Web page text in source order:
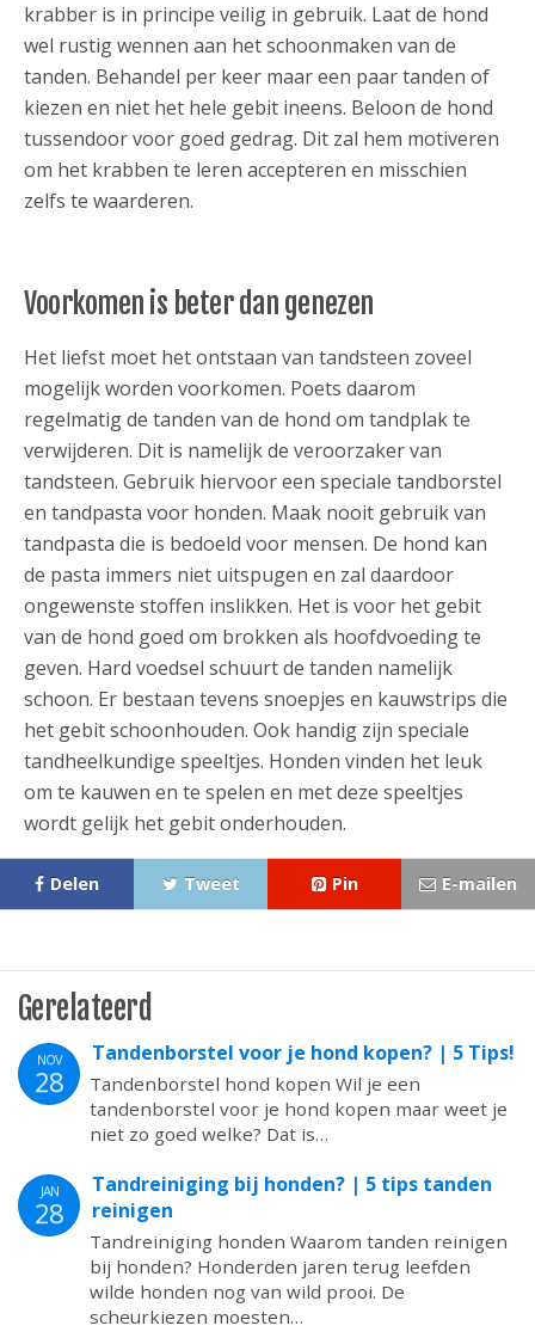
krabber is in principe veilig in gebruik. Laat de hond
wel rustig wennen aan het schoonmaken van de
tanden. Behandel per keer maar een paar tanden of
kiezen en niet het hele gebit ineens. Beloon de hond
tussendoor voor goed gedrag. Dit zal hem motiveren
om het krabben te leren accepteren en misschien
zelfs te waarderen.
Voorkomen is beter dan genezen
Het liefst moet het ontstaan van tandsteen zoveel
mogelijk worden voorkomen. Poets daarom
regelmatig de tanden van de hond om tandplak te
verwijderen. Dit is namelijk de veroorzaker van
tandsteen. Gebruik hiervoor een speciale tandborstel
en tandpasta voor honden. Maak nooit gebruik van
tandpasta die is bedoeld voor mensen. De hond kan
de pasta immers niet uitspugen en zal daardoor
ongewenste stoffen inslikken. Het is voor het gebit
van de hond goed om brokken als hoofdvoeding te
geven. Hard voedsel schuurt de tanden namelijk
schoon. Er bestaan tevens snoepjes en kauwstrips die
het gebit schoonhouden. Ook handig zijn speciale
tandheelkundige speeltjes. Honden vinden het leuk
om te kauwen en te spelen en met deze speeltjes
wordt gelijk het gebit onderhouden.
Delen Tweet Pin E-mailen
Gerelateerd
NOV
28
Tandenborstel voor je hond kopen? | 5 Tips!
Tandenborstel hond kopen Wil je een
tandenborstel voor je hond kopen maar weet je
niet zo goed welke? Dat is…
JAN
28
Tandreiniging bij honden? | 5 tips tanden
reinigen
Tandreiniging honden Waarom tanden reinigen
bij honden? Honderden jaren terug leefden
wilde honden nog van wild prooi. De
scheurkiezen moesten…